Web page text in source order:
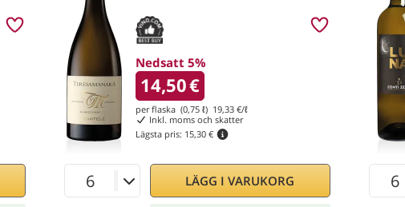
Nedsatt 5%
14,50€
per flaska (0,75 ℓ) 19,33 €/ℓ
Inkl. moms och skatter
Lägsta pris: 15,30 €
LÄGG I VARUKORG